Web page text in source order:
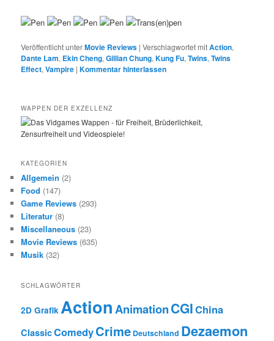
Veröffentlicht unterMovie Reviews |Verschlagwortet mitAction,
Dante Lam, Ekin Cheng,Gillian Chung,Kung Fu,Twins,Twins
Effect,Vampire |Kommentar hinterlassen
WAPPEN DER EXZELLENZ
KATEGORIEN
Allgemein (2)
Food (147)
Game Reviews (293)
Literatur (8)
Miscellaneous (23)
Movie Reviews (635)
Musik (32)
SCHLAGWÖRTER
2D Grafik ActionAnimationCGIChina
ClassicComedyCrime Deutschland Dezaemon